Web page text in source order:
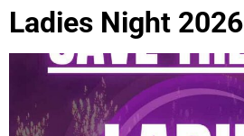
Ladies Night 2026